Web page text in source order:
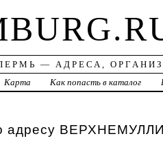
— АДРЕСА,
Карта Как попасть в каталог
адресу